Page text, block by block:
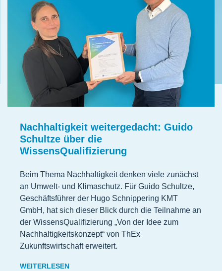
Nachhaltigkeit weitergedacht: Guido
Schultze über die
WissensQualifizierung
Beim Thema Nachhaltigkeit denken viele zunächst
an Umwelt- und Klimaschutz. Für Guido Schultze,
Geschäftsführer der Hugo Schnippering KMT
GmbH, hat sich dieser Blick durch die Teilnahme an
der WissensQualifizierung „Von der Idee zum
Nachhaltigkeitskonzept“ von ThEx
Zukunftswirtschaft erweitert.
WEITERLESEN